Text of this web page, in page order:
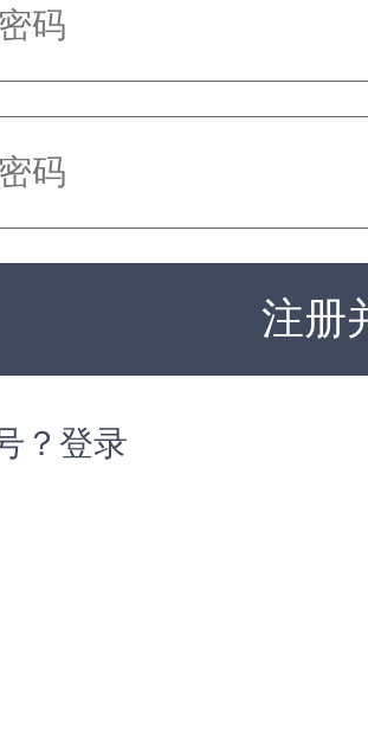
注册
？登录